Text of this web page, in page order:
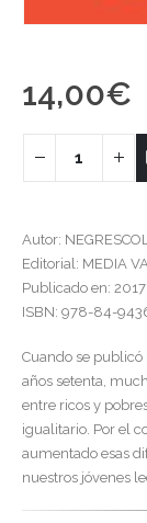
14,00€
Autor:
Editorial: MEDIA
Publicado en: 2017
ISBN: 978-84-
Cuando se
años setenta,
entre ricos y
igualitario. Por el
aumentado esas
nuestros jóvenes